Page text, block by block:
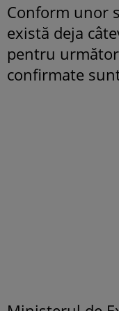
Conform unor
există deja
pentru
confirmate